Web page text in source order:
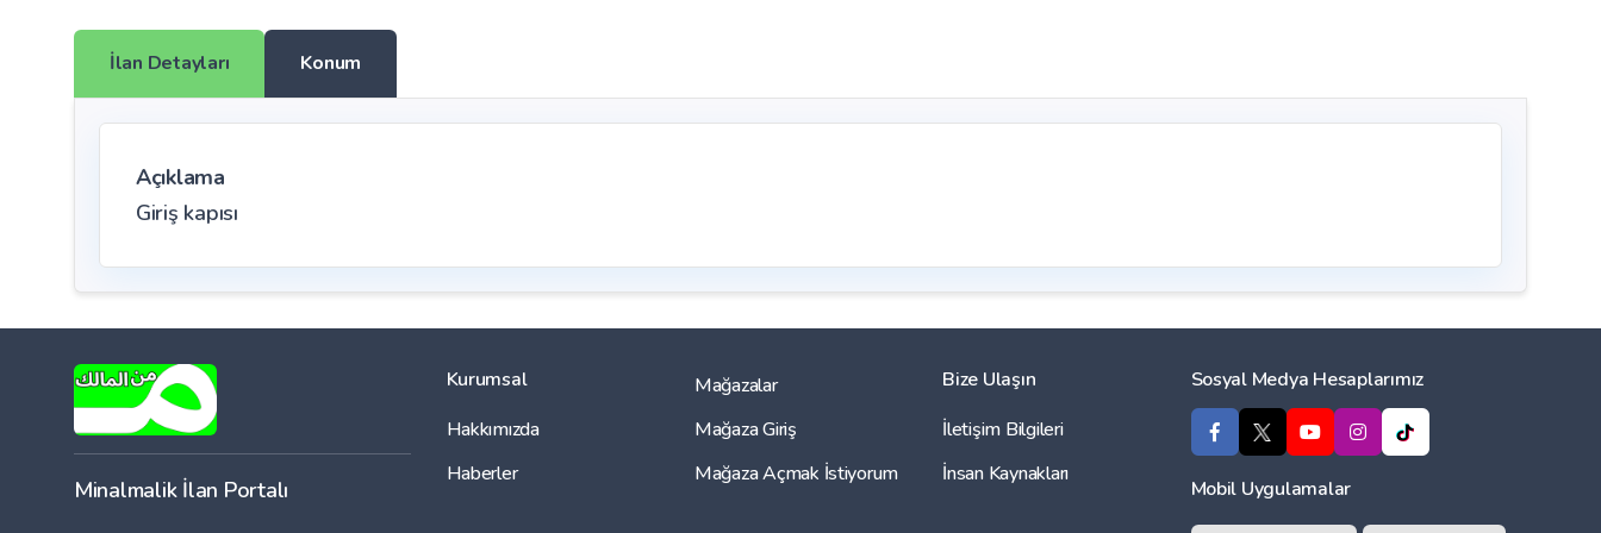
İlan Detayları Konum
Açıklama
Giriş kapısı
Minalmalik İlan Portalı
Kurumsal
Hakkımızda
Haberler
Mağazalar
Mağaza Giriş
Mağaza Açmak İstiyorum
Bize Ulaşın
İletişim Bilgileri
İnsan Kaynakları
Sosyal Medya Hesaplarımız
Mobil Uygulamalar